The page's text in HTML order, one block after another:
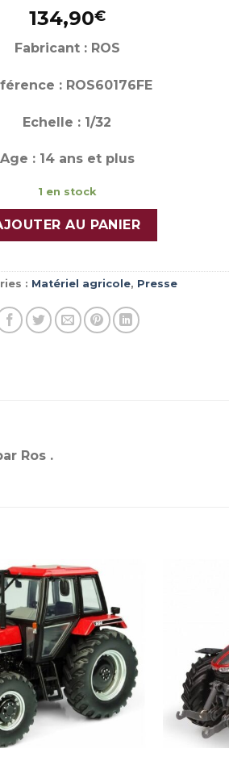
134,90€
Fabricant : ROS
: ROS60176FE
Echelle : 1/32
Age : 14 ans et plus
1 en stock
AU PANIER
: Matériel agricole, Presse
Ros .